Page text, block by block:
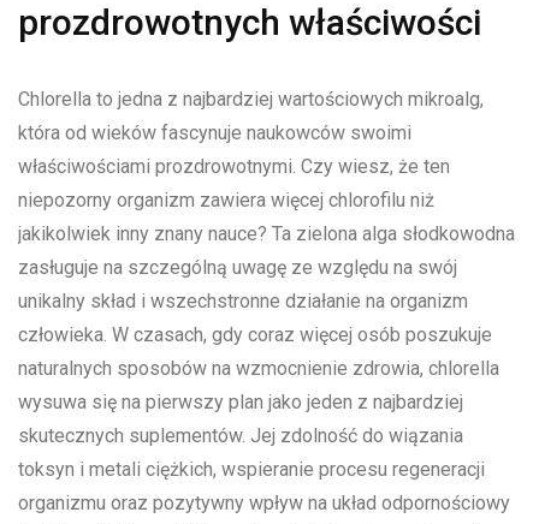
prozdrowotnych właściwości
Chlorella to jedna z najbardziej wartościowych mikroalg,
która od wieków fascynuje naukowców swoimi
właściwościami prozdrowotnymi. Czy wiesz, że ten
niepozorny organizm zawiera więcej chlorofilu niż
jakikolwiek inny znany nauce? Ta zielona alga słodkowodna
zasługuje na szczególną uwagę ze względu na swój
unikalny skład i wszechstronne działanie na organizm
człowieka. W czasach, gdy coraz więcej osób poszukuje
naturalnych sposobów na wzmocnienie zdrowia, chlorella
wysuwa się na pierwszy plan jako jeden z najbardziej
skutecznych suplementów. Jej zdolność do wiązania
toksyn i metali ciężkich, wspieranie procesu regeneracji
organizmu oraz pozytywny wpływ na układ odpornościowy